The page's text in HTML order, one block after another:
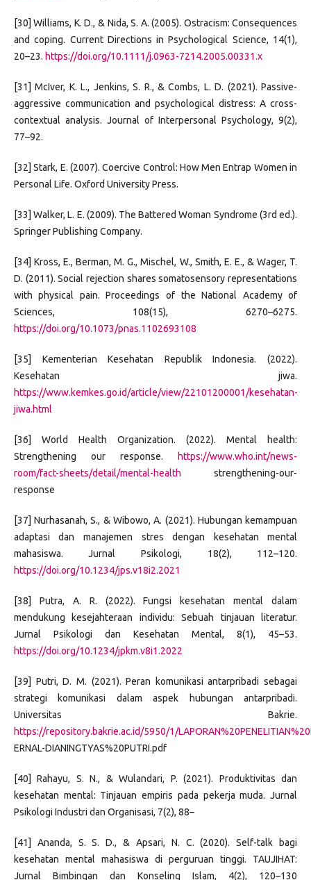
[30] Williams, K. D., & Nida, S. A. (2005). Ostracism: Consequences
and coping. Current Directions in Psychological Science, 14(1),
20–23. https://doi.org/10.1111/j.0963-7214.2005.00331.x
[31] McIver, K. L., Jenkins, S. R., & Combs, L. D. (2021). Passive-
aggressive communication and psychological distress: A cross-
contextual analysis. Journal of Interpersonal Psychology, 9(2),
77–92.
[32] Stark, E. (2007). Coercive Control: How Men Entrap Women in
Personal Life. Oxford University Press.
[33] Walker, L. E. (2009). The Battered Woman Syndrome (3rd ed.).
Springer Publishing Company.
[34] Kross, E., Berman, M. G., Mischel, W., Smith, E. E., & Wager, T.
D. (2011). Social rejection shares somatosensory representations
with physical pain. Proceedings of the National Academy of
Sciences, 108(15), 6270–6275.
https://doi.org/10.1073/pnas.1102693108
[35] Kementerian Kesehatan Republik Indonesia. (2022).
Kesehatan jiwa.
https://www.kemkes.go.id/article/view/22101200001/kesehatan-
jiwa.html
[36] World Health Organization. (2022). Mental health:
Strengthening our response.
https://www.who.int/news-
room/fact-sheets/detail/mental-health strengthening-our-
response
[37] Nurhasanah, S., & Wibowo, A. (2021). Hubungan kemampuan
adaptasi dan manajemen stres dengan kesehatan mental
mahasiswa. Jurnal Psikologi, 18(2), 112–120.
https://doi.org/10.1234/jps.v18i2.2021
[38] Putra, A. R. (2022). Fungsi kesehatan mental dalam
mendukung kesejahteraan individu: Sebuah tinjauan literatur.
Jurnal Psikologi dan Kesehatan Mental, 8(1), 45–53.
https://doi.org/10.1234/jpkm.v8i1.2022
[39] Putri, D. M. (2021). Peran komunikasi antarpribadi sebagai
strategi komunikasi dalam aspek hubungan antarpribadi.
Universitas Bakrie.
https://repository.bakrie.ac.id/5950/1/
ERNAL-DIANINGTYAS%20PUTRI.pdf
[40] Rahayu, S. N., & Wulandari, P. (2021). Produktivitas dan
kesehatan mental: Tinjauan empiris pada pekerja muda. Jurnal
Psikologi Industri dan Organisasi, 7(2), 88–
[41] Ananda, S. S. D., & Apsari, N. C. (2020). Self-talk bagi
kesehatan mental mahasiswa di perguruan tinggi. TAUJIHAT:
Jurnal Bimbingan dan Konseling Islam, 4(2), 120–130